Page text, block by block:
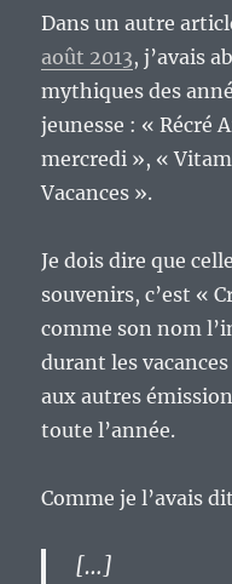
jeux
de
heures »
Dans un autre
août 2013, j’avais
mythiques des
jeunesse : « Récré
mercredi », «
Vacances ».
Je dois dire que
souvenirs, c’est «
comme son nom
durant les
aux autres
toute l’année.
Comme je l’avais
[…]